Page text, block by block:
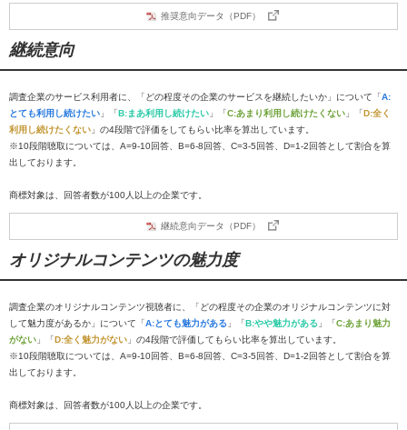
推奨意向データ（PDF）
継続意向
調査企業のサービス利用者に、「どの程度その企業のサービスを継続したいか」について「A:
とても利用し続けたい 」「B:まあ利用し続けたい 」「C:あまり利用し続けたくない 」「D:全く
利用し続けたくない 」の4段階で評価をしてもらい比率を算出しています。
※10段階聴取については、A=9-10回答、B=6-8回答、C=3-5回答、D=1-2回答として割合を算
出しております。
商標対象は、回答者数が100人以上の企業です。
継続意向データ（PDF）
オリジナルコンテンツの魅力度
調査企業のオリジナルコンテンツ視聴者に、「どの程度その企業のオリジナルコンテンツに対
して魅力度があるか」について「A:とても魅力がある 」「B:やや魅力がある 」「C:あまり魅力
がない 」「D:全く魅力がない 」の4段階で評価してもらい比率を算出しています。
※10段階聴取については、A=9-10回答、B=6-8回答、C=3-5回答、D=1-2回答として割合を算
出しております。
商標対象は、回答者数が100人以上の企業です。